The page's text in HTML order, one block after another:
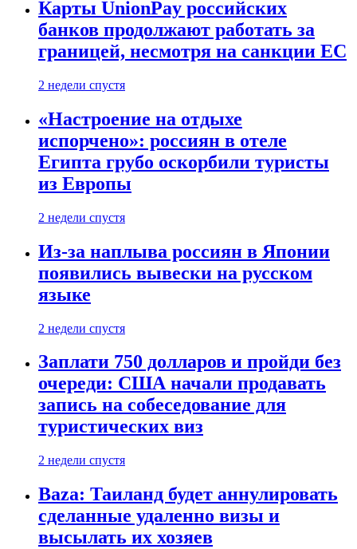
Карты UnionPay российских
банков продолжают работать за
границей, несмотря на санкции ЕС
2 недели спустя
«Настроение на отдыхе
испорчено»: россиян в отеле
Египта грубо оскорбили туристы
из Европы
2 недели спустя
Из-за наплыва россиян в Японии
появились вывески на русском
языке
2 недели спустя
Заплати 750 долларов и пройди без
очереди: США начали продавать
запись на собеседование для
туристических виз
2 недели спустя
Baza: Таиланд будет аннулировать
сделанные удаленно визы и
высылать их хозяев